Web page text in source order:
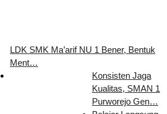
LDK SMK Ma’arif NU 1 Bener, Bentuk
Ment…
Konsisten Jaga
Kualitas, SMAN 1
Purworejo Gen…